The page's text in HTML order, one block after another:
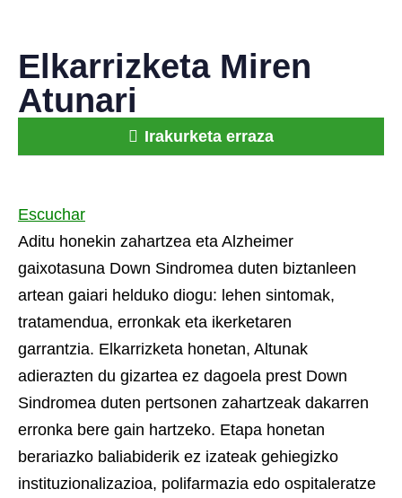
Elkarrizketa Miren
Atunari
Irakurketa erraza
Escuchar
Aditu honekin zahartzea eta Alzheimer
gaixotasuna Down Sindromea duten biztanleen
artean gaiari helduko diogu: lehen sintomak,
tratamendua, erronkak eta ikerketaren
garrantzia. Elkarrizketa honetan, Altunak
adierazten du gizartea ez dagoela prest Down
Sindromea duten pertsonen zahartzeak dakarren
erronka bere gain hartzeko. Etapa honetan
berariazko baliabiderik ez izateak gehiegizko
instituzionalizazioa, polifarmazia edo ospitaleratze